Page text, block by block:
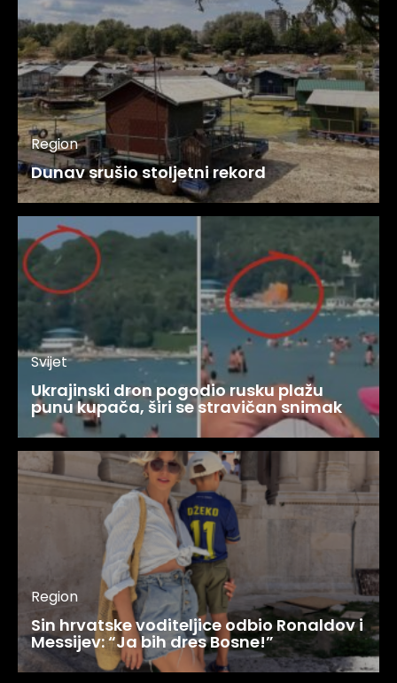
Region
Dunav srušio stoljetni rekord
Svijet
Ukrajinski dron pogodio rusku plažu
punu kupača, širi se stravičan snimak
Region
Sin hrvatske voditeljice odbio Ronaldov i
Messijev: “Ja bih dres Bosne!”